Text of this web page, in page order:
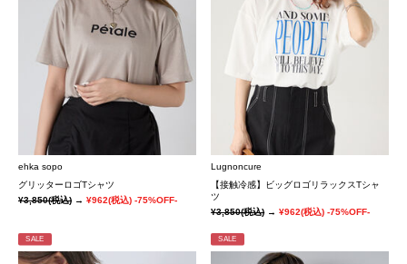
ehka sopo
グリッターロゴTシャツ
¥3,850(税込) → ¥962(税込) -75%OFF-
Lugnoncure
【接触冷感】ビッグロゴリラックスTシャ
ツ
¥3,850(税込)→¥962(税込) -75%OFF-
SALE SALE